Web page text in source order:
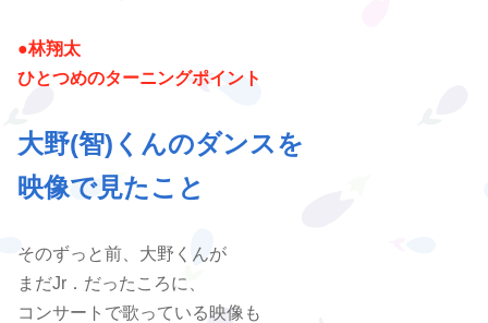
●林翔太
ひとつめのターニングポイント
大野(智)くんのダンスを
映像で見たこと
そのずっと前、大野くんが
まだJr．だったころに、
コンサートで歌っている映像も